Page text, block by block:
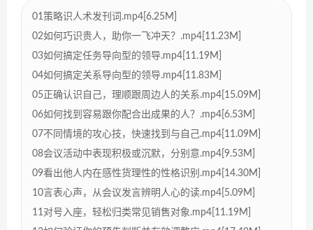
01策略识人术发刊词.mp4[6.25M]
02如何巧识贵人，助你一飞冲天？.mp4[11.23M]
03如何搞定任务导向型的领导.mp4[11.19M]
04如何搞定关系导向型的领导.mp4[11.83M]
05正确认识自己，理顺跟周边人的关系.mp4[15.09M]
06如何找到容易跟你配合出成果的人？.mp4[6.53M]
07不同情境的攻心技，快速找到与自己.mp4[11.09M]
08会议活动中表现积极或沉默，分别意.mp4[9.53M]
09看出他人内在感性货理性的性格识别.mp4[14.30M]
10言表心声，从会议发言辨明人心的读.mp4[5.09M]
11对号入座，轻松归类常见销售对象.mp4[11.19M]